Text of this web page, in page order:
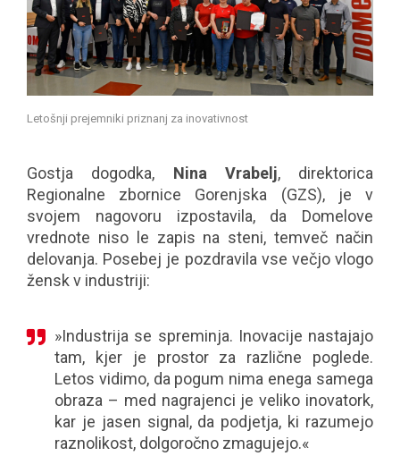
Letošnji prejemniki priznanj za inovativnost
Gostja dogodka, Nina Vrabelj, direktorica
Regionalne zbornice Gorenjska (GZS), je v
svojem nagovoru izpostavila, da Domelove
vrednote niso le zapis na steni, temveč način
delovanja. Posebej je pozdravila vse večjo vlogo
žensk v industriji:
»Industrija se spreminja. Inovacije nastajajo
tam, kjer je prostor za različne poglede.
Letos vidimo, da pogum nima enega samega
obraza – med nagrajenci je veliko inovatork,
kar je jasen signal, da podjetja, ki razumejo
raznolikost, dolgoročno zmagujejo.«